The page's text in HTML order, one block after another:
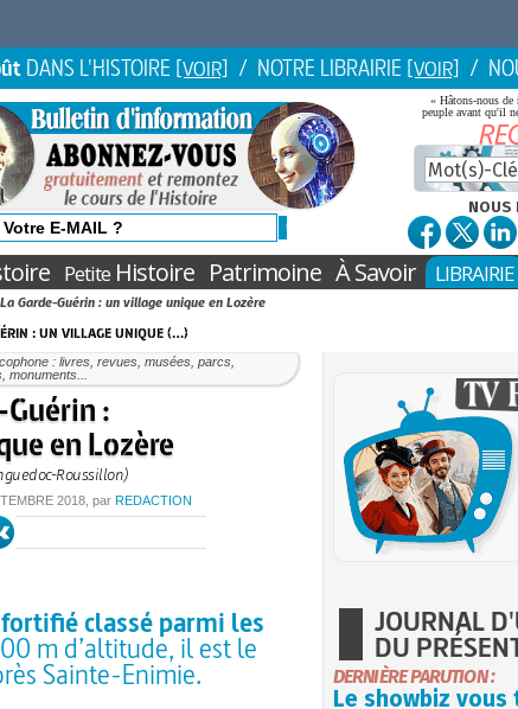
DANS L'HISTOIRE [VOIR] / NOTRE LIBRAIRIE [VOIR] /
« Hâtons-nous de
peuple avant qu'il
NOUS
PetiteHistoire Patrimoine À Savoir LIBRAIRIE
La Garde-Guérin : un village unique en Lozère
: un village unique (…)
: livres, revues, musées, parcs,
monuments...
Guérin :
en Lozère
Roussillon)
2018, par REDACTION
classé parmi les
m d’altitude, il est le
Sainte-Enimie.
JOURNAL
DU
DERNIÈRE PARUTION :
Le showbiz